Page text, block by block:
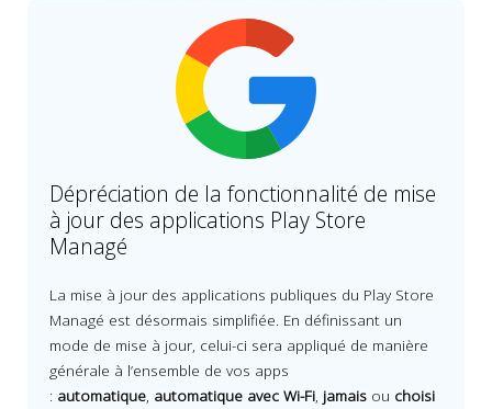
Dépréciation de la fonctionnalité de mise
à jour des applications Play Store
Managé
La mise à jour des applications publiques du Play Store
Managé est désormais simplifiée. En définissant un
mode de mise à jour, celui-ci sera appliqué de manière
générale à l’ensemble de vos apps
: automatique, automatique avec Wi-Fi, jamaisou choisi